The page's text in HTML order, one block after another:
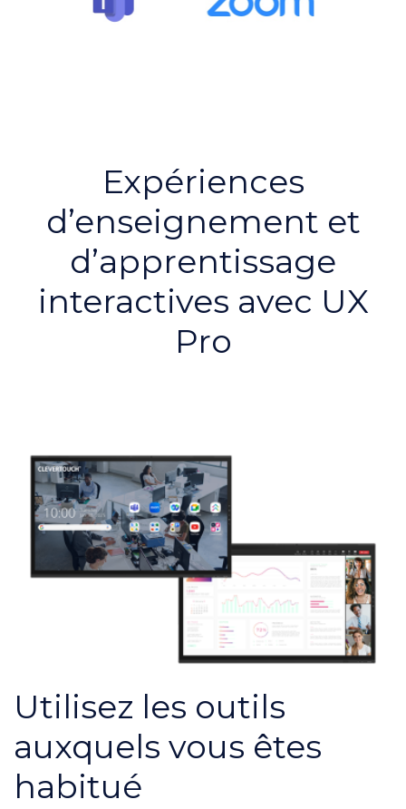
Expériences
d’enseignement et
d’apprentissage
interactives avec UX
Pro
Utilisez les outils
auxquels vous êtes
habitué